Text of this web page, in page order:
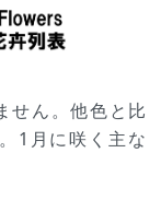
せん。他色と比
1月に咲く主な